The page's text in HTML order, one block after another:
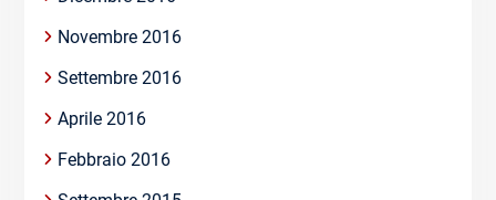
Novembre 2016
Settembre 2016
Aprile 2016
Febbraio 2016